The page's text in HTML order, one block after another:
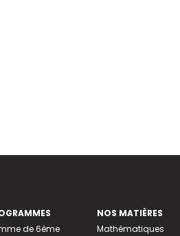
de 6ème
NOS MATIÈRES
Mathématiques